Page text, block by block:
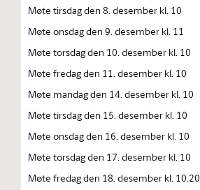
Møte tirsdag den 8. desember kl. 10
Møte onsdag den 9. desember kl. 11
Møte torsdag den 10. desember kl. 10
Møte fredag den 11. desember kl. 10
Møte mandag den 14. desember kl. 10
Møte tirsdag den 15. desember kl. 10
Møte onsdag den 16. desember kl. 10
Møte torsdag den 17. desember kl. 10
Møte fredag den 18. desember kl. 10.20